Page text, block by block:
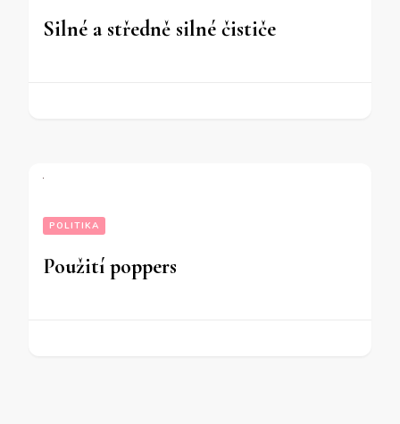
Silné a středně silné čističe
POLITIKA
Použití poppers